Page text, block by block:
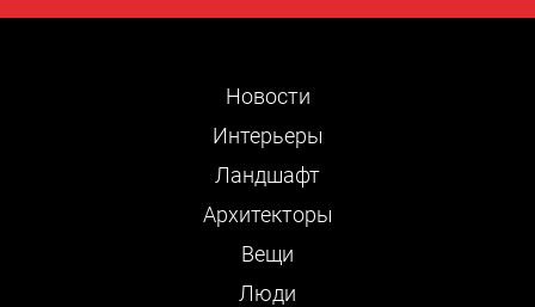
Новости
Интерьеры
Ландшафт
Архитекторы
Вещи
Люди